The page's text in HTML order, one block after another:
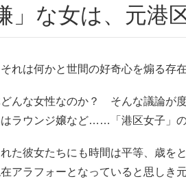
」な女は、元港
れは何かと世間の好奇心を煽る存在
んな女性なのか？ そんな議論が
ラウンジ嬢など……「港区女子」の
た彼女たちにも時間は平等、歳を
アラフォーとなっていると思しき